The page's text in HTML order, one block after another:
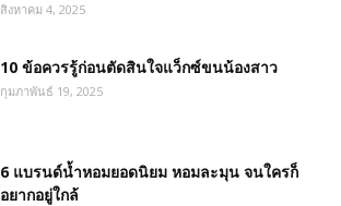
สิงหาคม 4, 2025
10 ข้อควรรู้ก่อนตัดสินใจแว็กซ์ขนน้องสาว
กุมภาพันธ์ 19, 2025
6 แบรนด์น้ำหอมยอดนิยม หอมละมุน จนใครก็
อยากอยู่ใกล้